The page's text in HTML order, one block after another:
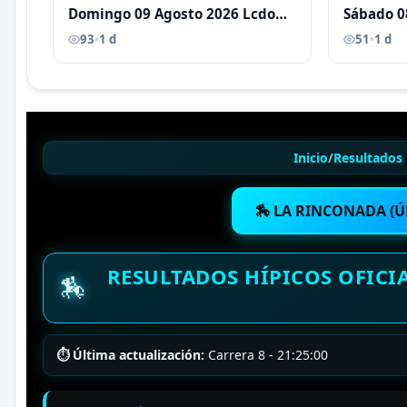
Domingo 09 Agosto 2026 Lcdo
Antoni Castellano
93•1 d
Sábado
Antoni
51•1 d
Inicio/
🏇 LA RINCONADA
🏇
RESULTADOS HÍPICOS
⏱ Última actualización: Carrera 8 - 21:25:00